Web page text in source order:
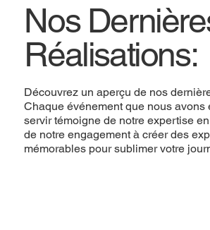
Nos
Réalisations:
Découvrez un aperçu de nos
Chaque événement que nous avons
servir témoigne de notre expertise
de notre engagement à créer des
mémorables pour sublimer votre